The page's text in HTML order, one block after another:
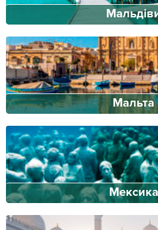
Мальта
Мексика